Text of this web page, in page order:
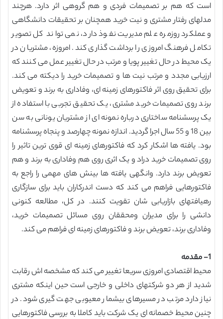
است که هم بر تصمیمات فردی و هم گروهی اثر دارد. هرچند
مدلهای رفتار مشتری و نیت خرید همچنان بر تحقیقات دانشگاهی
و عملکرد روزمره علم مدیریت نفوذ دارد، نمی تواند کل تصویر
تکامل فرهنگ امروزی را برداشت گذاری کند. امروزه، مشتریان در
یک محیط در حال تغییر پویا و مرتب در حال تغییر عمل می کنند که
ارزیابی مجدد و مرتب نیت ها و تصمیمات خرید را دیکته می کند.
برای تحقیق روی اثر فاکتورهای زمینه ای، وفاداری به برند و تعویض
برند روی تصمیمات خرید مشتری، یک تحقیق تجربی با استفاده از
یک پرسشنامه ساختاری درباره نمونه ای از مشتریان یونانی به سن
بین 18 و 55 سال اجرا گردید. اندازه نمونه چهارصد و پنجاه پرسشنامه
بود. یافته ها اشکار کرد که فاکتورهای زمینه ای قوی ترین تاثیر را
روی تصمیمات خرید دراد و یک اثری روی هم وفاداری به برند و هم
تعویض برند دارد. وانگهی یافته ها بینش های مهمی را راجع به
فاکتورهایی فراهم می کند که دست اندرکاران باید برای سازگاری
رهیافتهای بازاریابی شان تقویت کنند. در کل، مطالعه کنونی
دانشی را برای مدیران ومحققان روی مسائل تصمیمات خرید،
وفاداری برند، تعویض برند و فاکتورهای زمینه ای فراهم می کند.
1- مقدمه
محیط اقتصادی امروزی سریعا تغییر می کند که مشخصه اش رقابت
شدید از هر دو شرکتهای داخلی و خارجی است حین اینکه مشتری
نیاز دارد مرتب در مسیرهای بیشمار معیوبی جهت گیری شود. در
چنین محیط خصمانه ای یک شرکت باید کاملا به بررسی فاکتورهایی